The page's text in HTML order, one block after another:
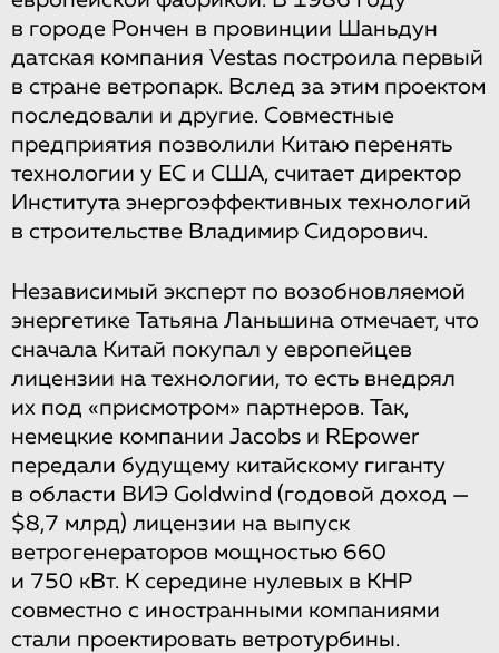
в городе Рончен в провинции Шаньдун
датская компания Vestas построила первый
в стране ветропарк. Вслед за этим проектом
последовали и другие. Совместные
предприятия позволили Китаю перенять
технологии у ЕС и США, считает директор
Института энергоэффективных технологий
в строительстве Владимир Сидорович.
Независимый эксперт по возобновляемой
энергетике Татьяна Ланьшина отмечает, что
сначала Китай покупал у европейцев
лицензии на технологии, то есть внедрял
их под «присмотром» партнеров. Так,
немецкие компании Jacobs и REpower
передали будущему китайскому гиганту
в области ВИЭ Goldwind (годовой доход —
$8,7 млрд) лицензии на выпуск
ветрогенераторов мощностью 660
и 750 кВт. К середине нулевых в КНР
совместно с иностранными компаниями
стали проектировать ветротурбины.